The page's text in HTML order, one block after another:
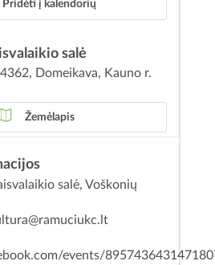
Pridėti į kalendorių
salė
Domeikava, Kauno r.
Žemėlapis
salė, Voškonių
events/